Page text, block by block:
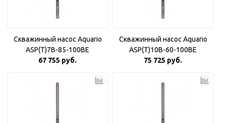
Скважинный насос Aquario
ASP(T)7B-85-100BE
67 755 руб.
Скважинный насос Aquario
ASP(T)10B-60-100BE
75 725 руб.